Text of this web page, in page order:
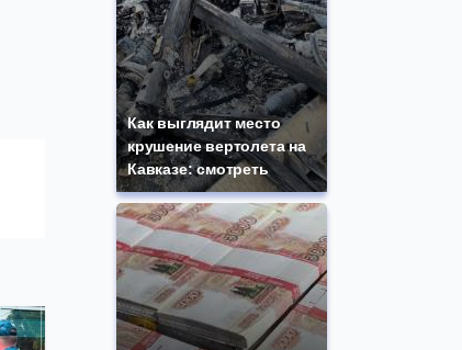
Как выглядит место
крушение вертолета на
Кавказе: смотреть